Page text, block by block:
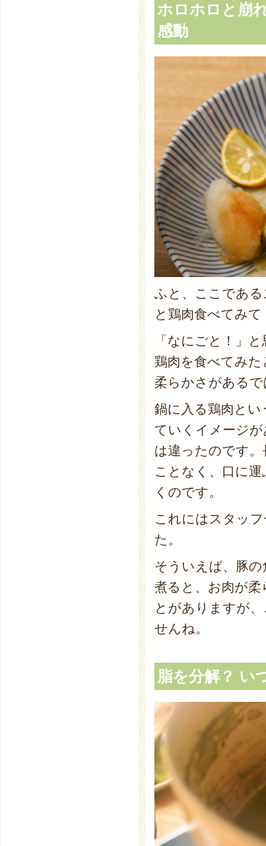
ホロホロと崩
感動
ふと、ここであ
と鶏肉食べてみ
「なにごと！」
鶏肉を食べてみ
柔らかさがある
鍋に入る鶏肉と
ていくイメージ
は違ったのです
ことなく、口に
くのです。
これにはスタッ
た。
そういえば、豚
煮ると、お肉が
とがありますが
せんね。
脂を分解？ い